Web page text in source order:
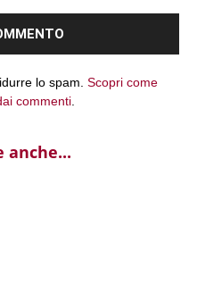
lo spam. Scopri come
commenti
anche...